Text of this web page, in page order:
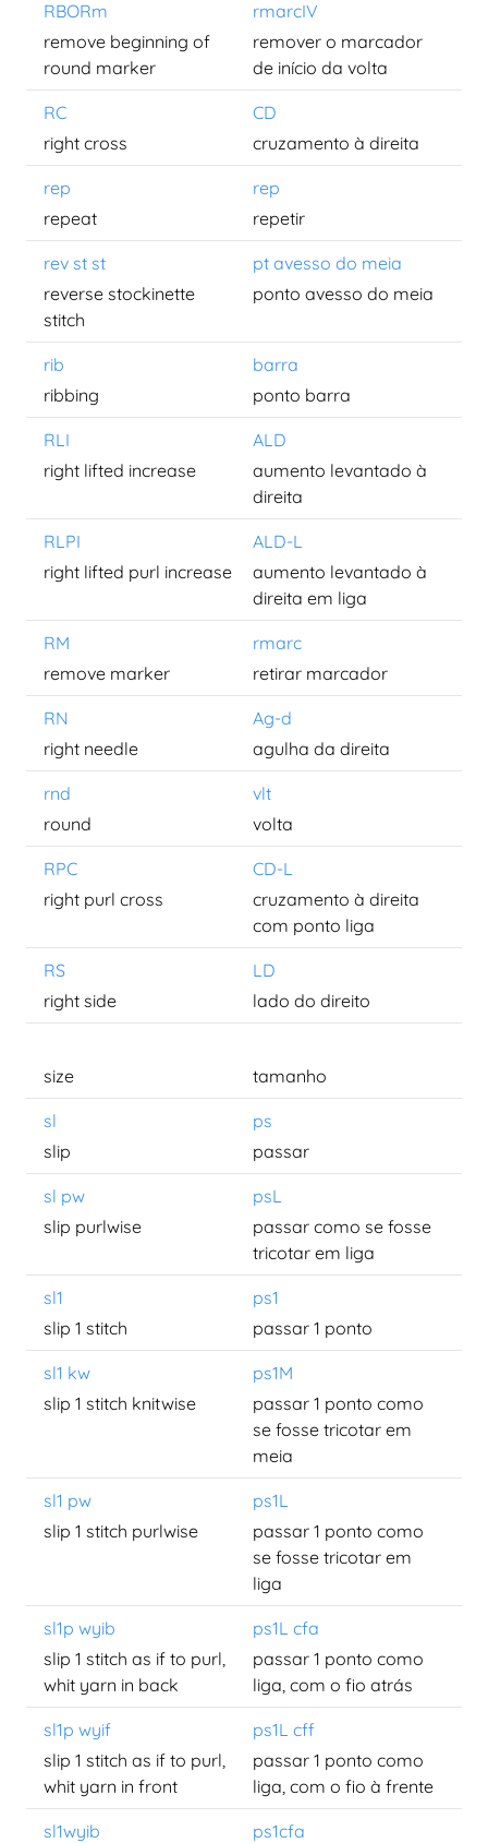
RBORm
rmarcIV
remove beginning of
round marker
remover o marcador
de início da volta
RC
CD
right cross
cruzamento à direita
rep
rep
repeat
repetir
rev st st
pt avesso do meia
reverse stockinette
stitch
ponto avesso do meia
rib
barra
ribbing
ponto barra
RLI
ALD
right lifted increase
aumento levantado à
direita
RLPI
ALD-L
right lifted purl increase
aumento levantado à
direita em liga
RM
rmarc
remove marker
retirar marcador
RN
Ag-d
right needle
agulha da direita
rnd
vlt
round
volta
RPC
CD-L
right purl cross
cruzamento à direita
com ponto liga
RS
LD
right side
lado do direito
size tamanho
sl
ps
slip
passar
sl pw
psL
slip purlwise
passar como se fosse
tricotar em liga
sl1
ps1
slip 1 stitch
passar 1 ponto
sl1 kw
ps1M
slip 1 stitch knitwise
passar 1 ponto como
se fosse tricotar em
meia
sl1 pw
ps1L
slip 1 stitch purlwise
passar 1 ponto como
se fosse tricotar em
liga
sl1p wyib
ps1L cfa
slip 1 stitch as if to purl,
whit yarn in back
passar 1 ponto como
liga, com o fio atrás
sl1p wyif
ps1L cff
slip 1 stitch as if to purl,
whit yarn in front
passar 1 ponto como
liga, com o fio à frente
sl1wyib
ps1cfa